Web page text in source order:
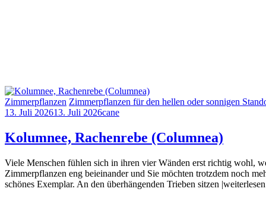
Zimmerpflanzen Zimmerpflanzen für den hellen oder sonnigen
13. Juli 202613. Juli 2026cane
Kolumnee, Rachenrebe (Columnea)
Viele Menschen fühlen sich in ihren vier Wänden erst richtig wohl,
Zimmerpflanzen eng beieinander und Sie möchten trotzdem noch
schönes Exemplar. An den überhängenden Trieben sitzen |weiterlesen